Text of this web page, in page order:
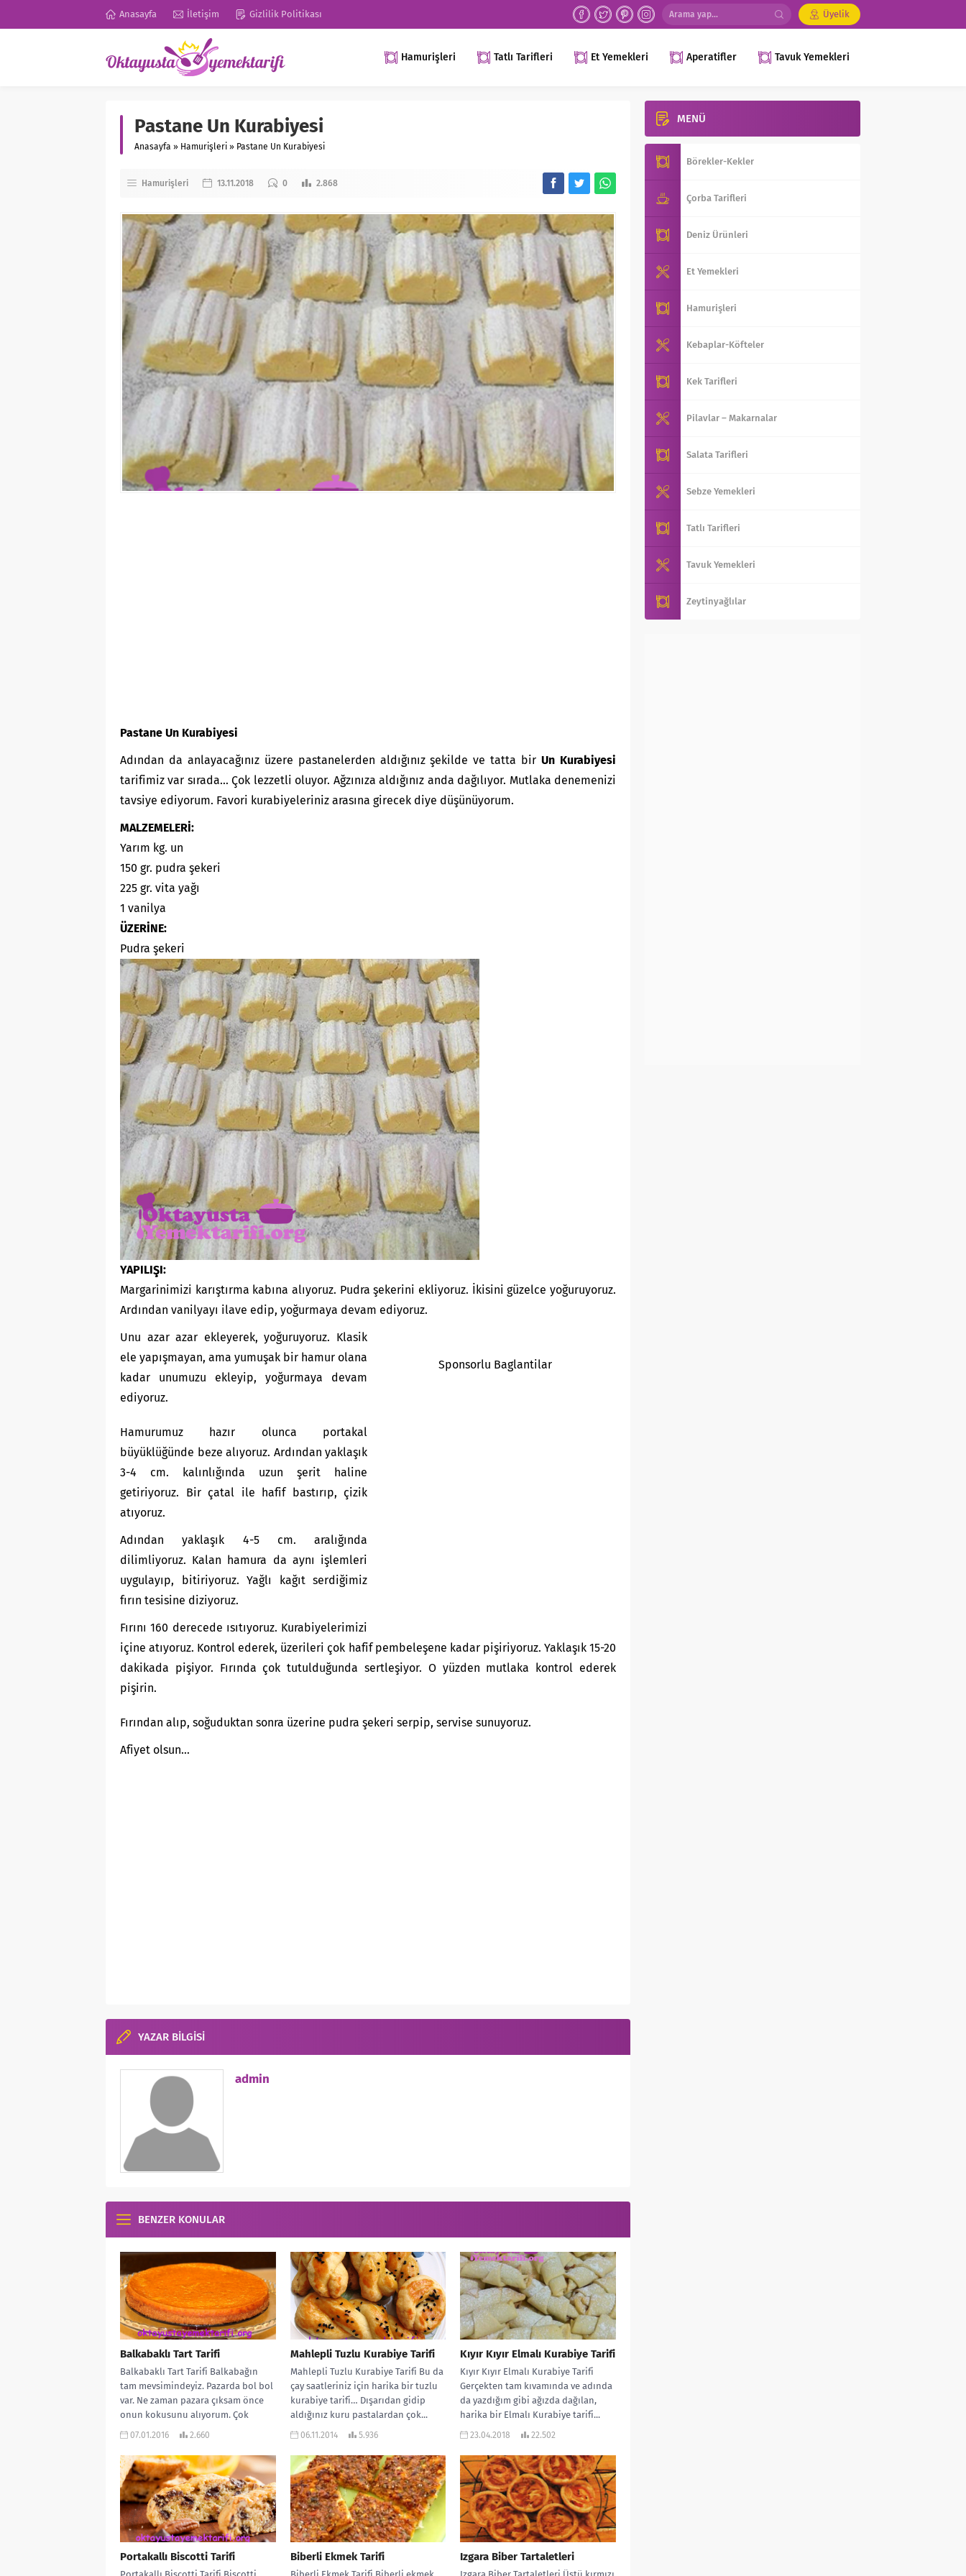
Anasayfa İletişim Gizlilik Politikası Üyelik
Hamurişleri Tatlı Tarifleri Et Yemekleri Aperatifler Tavuk Yemekleri
Pastane Un Kurabiyesi
Anasayfa » Hamurişleri » Pastane Un Kurabiyesi
Hamurişleri 13.11.2018 0 2.868
Pastane Un Kurabiyesi
Adından da anlayacağınız üzere pastanelerden aldığınız şekilde ve tatta birUn Kurabiyesi
tarifimiz var sırada… Çok lezzetli oluyor. Ağzınıza aldığınız anda dağılıyor. Mutlaka denemenizi
tavsiye ediyorum. Favori kurabiyeleriniz arasına girecek diye düşünüyorum.
MALZEMELERİ:
Yarım kg. un
150 gr. pudra şekeri
225 gr. vita yağı
1 vanilya
ÜZERİNE:
Pudra şekeri
YAPILIŞI:
Margarinimizi karıştırma kabına alıyoruz. Pudra şekerini ekliyoruz. İkisini güzelce yoğuruyoruz.
Ardından vanilyayı ilave edip, yoğurmaya devam ediyoruz.
Sponsorlu Baglantilar
Unu azar azar ekleyerek, yoğuruyoruz. Klasik
ele yapışmayan, ama yumuşak bir hamur olana
kadar unumuzu ekleyip, yoğurmaya devam
ediyoruz.
Hamurumuz hazır olunca portakal
büyüklüğünde beze alıyoruz. Ardından yaklaşık
3-4 cm. kalınlığında uzun şerit haline
getiriyoruz. Bir çatal ile hafif bastırıp, çizik
atıyoruz.
Adından yaklaşık 4-5 cm. aralığında
dilimliyoruz. Kalan hamura da aynı işlemleri
uygulayıp, bitiriyoruz. Yağlı kağıt serdiğimiz
fırın tesisine diziyoruz.
Fırını 160 derecede ısıtıyoruz. Kurabiyelerimizi
içine atıyoruz. Kontrol ederek, üzerileri çok hafif pembeleşene kadar pişiriyoruz. Yaklaşık 15-20
dakikada pişiyor. Fırında çok tutulduğunda sertleşiyor. O yüzden mutlaka kontrol ederek
pişirin.
Fırından alıp, soğuduktan sonra üzerine pudra şekeri serpip, servise sunuyoruz.
Afiyet olsun…
YAZAR BİLGİSİ
admin
BENZER KONULAR
Balkabaklı Tart Tarifi
Balkabaklı Tart Tarifi Balkabağın
tam mevsimindeyiz. Pazarda bol bol
var. Ne zaman pazara çıksam önce
onun kokusunu alıyorum. Çok
sevdiğim...
07.01.2016 2.660
Mahlepli Tuzlu Kurabiye Tarifi
Mahlepli Tuzlu Kurabiye Tarifi Bu da
çay saatleriniz için harika bir tuzlu
kurabiye tarifi… Dışarıdan gidip
aldığınız kuru pastalardan çok...
06.11.2014 5.936
Kıyır Kıyır Elmalı Kurabiye Tarifi
Kıyır Kıyır Elmalı Kurabiye Tarifi
Gerçekten tam kıvamında ve adında
da yazdığım gibi ağızda dağılan,
harika bir Elmalı Kurabiye tarifi...
23.04.2018 22.502
Portakallı Biscotti Tarifi Biberli Ekmek Tarifi Izgara Biber Tartaletleri
MENÜ
Börekler-Kekler
Çorba Tarifleri
Deniz Ürünleri
Et Yemekleri
Hamurişleri
Kebaplar-Köfteler
Kek Tarifleri
Pilavlar – Makarnalar
Salata Tarifleri
Sebze Yemekleri
Tatlı Tarifleri
Tavuk Yemekleri
Zeytinyağlılar